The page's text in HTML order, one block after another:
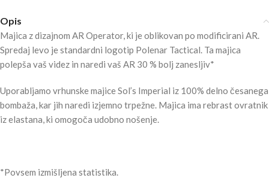
Opis
Majica z dizajnom AR Operator, ki je oblikovan po modificirani AR.
Spredaj levo je standardni logotip Polenar Tactical. Ta majica
polepša vaš videz in naredi vaš AR 30 % bolj zanesljiv*
Uporabljamo vrhunske majice Sol’s Imperial iz 100% delno česanega
bombaža, kar jih naredi izjemno trpežne. Majica ima rebrast ovratnik
iz elastana, ki omogoča udobno nošenje.
*Povsem izmišljena statistika.